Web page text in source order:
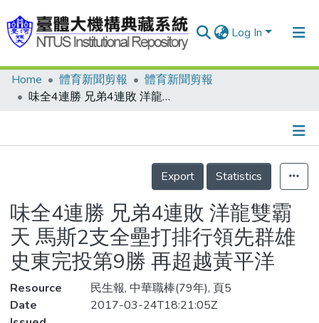
Log In
Communities & Collections
Statistics
Home 體育新聞剪報
體育新聞剪報
味全4連勝 兄弟4連敗 洋龍雙霸天 馬斯2支全壘打排行領先群雄 史東完投第9勝 再超越黃平洋
Details
Export
Statistics
味全4連勝 兄弟4連敗 洋龍雙霸
天 馬斯2支全壘打排行領先群雄
史東完投第9勝 再超越黃平洋
Resource
民生報, 中華職棒(79年), 頁5
Date
2017-03-24T18:21:05Z